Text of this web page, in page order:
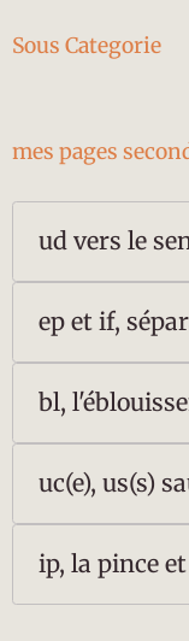
Sous Categorie
mes pages
ud vers le
ep et if,
bl,
uc(e), us(s)
ip, la pince